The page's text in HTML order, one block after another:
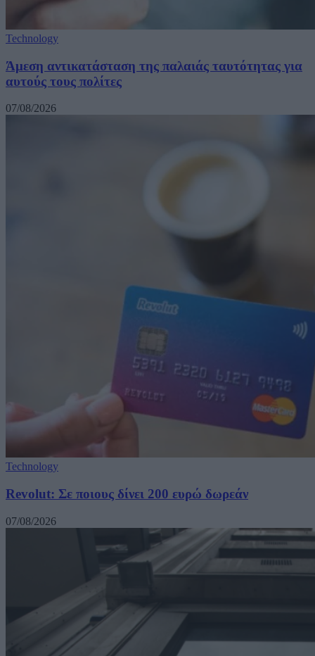
Technology
Άμεση αντικατάσταση της παλαιάς ταυτότητας για
αυτούς τους πολίτες
07/08/2026
Technology
Revolut: Σε ποιους δίνει 200 ευρώ δωρεάν
07/08/2026